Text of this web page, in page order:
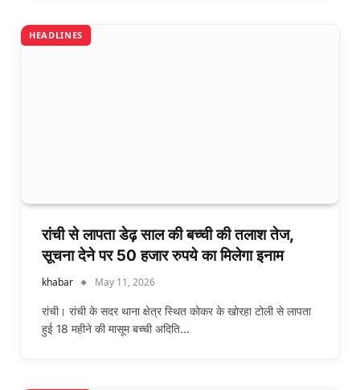
HEADLINES
रांची से लापता डेढ़ साल की बच्ची की तलाश तेज,
सूचना देने पर 50 हजार रुपये का मिलेगा इनाम
khabar May 11, 2026
रांची। रांची के सदर थाना क्षेत्र स्थित कोकर के खोरहा टोली से लापता
हुई 18 महीने की मासूम बच्ची अदिति…